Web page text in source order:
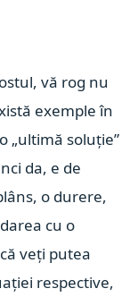
vă rog nu
exemple în
„ultimă soluție”
da, e de
o durere,
cu o
veți putea
respective,